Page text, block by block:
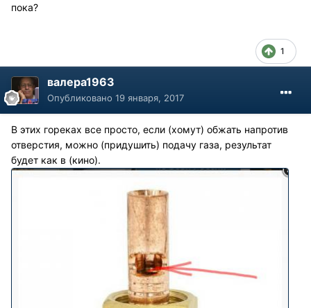
пока?
1
валера1963
Опубликовано 19 января, 2017
В этих гореках все просто, если (хомут) обжать напротив
отверстия, можно (придушить) подачу газа, результат
будет как в (кино).